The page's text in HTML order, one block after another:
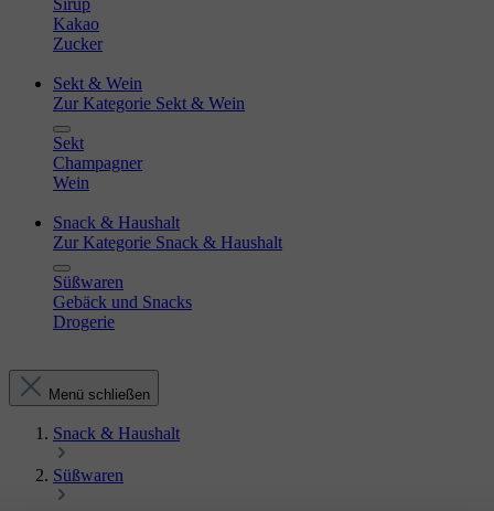
Sirup
Kakao
Zucker
Sekt & Wein
Zur Kategorie Sekt & Wein
Sekt
Champagner
Wein
Snack & Haushalt
Zur Kategorie Snack & Haushalt
Süßwaren
Gebäck und Snacks
Drogerie
Menü schließen
Snack & Haushalt
Süßwaren